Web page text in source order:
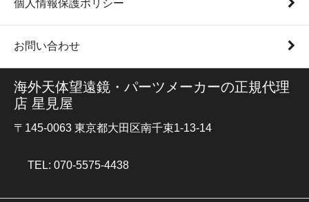
個人情報保護ポリシー
お問い合わせ
海外天体望遠鏡・パーツメーカーの正規代理
店 星見屋
〒145-0063 東京都大田区南千束1-13-14
TEL: 070-5575-4438